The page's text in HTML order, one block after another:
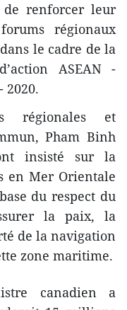
de renforcer leur
régionaux
le cadre de la
ASEAN -
2020.
régionales et
Pham Binh
insisté sur la
en Mer Orientale
du respect du
la paix, la
de la navigation
zone maritime.
canadien a